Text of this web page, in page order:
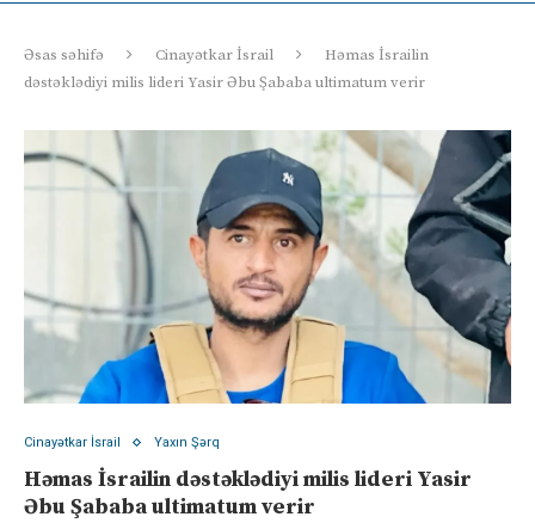
Əsas səhifə Cinayətkar İsrail
Həmas İsrailin
dəstəklədiyi milis lideri Yasir Əbu Şababa ultimatum verir
Cinayətkar İsrail Yaxın Şərq
Həmas İsrailin dəstəklədiyi milis lideri Yasir
Əbu Şababa ultimatum verir